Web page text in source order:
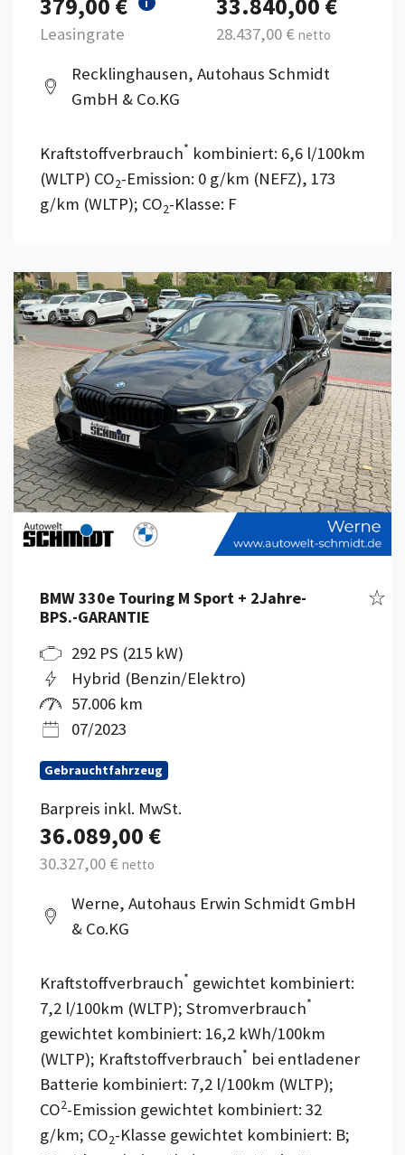
379,00 € i
Leasingrate
33.840,00 €
28.437,00 € netto
Recklinghausen, Autohaus Schmidt
GmbH & Co.KG
Kraftstoffverbrauch* kombiniert: 6,6 l/100km
(WLTP) CO2-Emission: 0 g/km (NEFZ), 173
g/km (WLTP); CO2-Klasse: F
Details anzeigen
BMW 330e Touring M Sport + 2Jahre-
BPS.-GARANTIE
292 PS (215 kW)
Hybrid (Benzin/Elektro)
57.006 km
07/2023
Gebrauchtfahrzeug
Barpreis inkl. MwSt.
36.089,00 €
30.327,00 € netto
Werne, Autohaus Erwin Schmidt GmbH
& Co.KG
Kraftstoffverbrauch* gewichtet kombiniert:
7,2 l/100km (WLTP); Stromverbrauch*
gewichtet kombiniert: 16,2 kWh/100km
(WLTP); Kraftstoffverbrauch* bei entladener
Batterie kombiniert: 7,2 l/100km (WLTP);
CO2-Emission gewichtet kombiniert: 32
g/km; CO2-Klasse gewichtet kombiniert: B;